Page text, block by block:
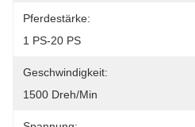
Pferdestärke:
1 PS-20 PS
Geschwindigkeit:
1500 Dreh/min